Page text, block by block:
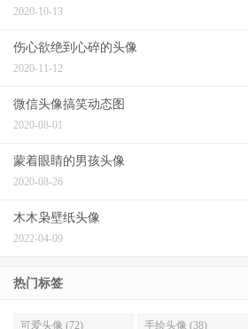
微信号怎么删除
我的微信被封了，如何查询微信被谁投
阅读(2033)
微信怎么拍一拍别人，拍一拍的详细操作
步骤来了
阅读(1781)
8个微信实用技巧,都是你应该知道的